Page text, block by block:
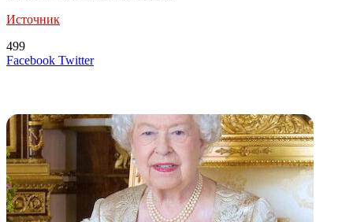
Источник
499
Facebook TwitterLinkedIn
Tumblr
Reddit
Вконтакте
Одноклассники
Skype
Messenger
Messenger
WhatsApp
Telegram
Viber
Line
Поделиться
Печатать